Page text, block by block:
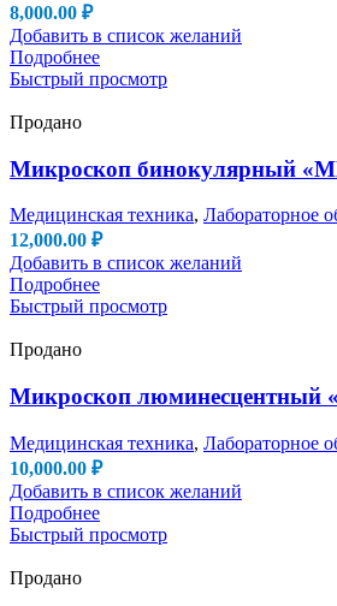
8,000.00 ₽
Добавить в список желаний
Подробнее
Быстрый просмотр
Продано
Микроскоп бинокулярный
Медицинская техника, Лабораторное
12,000.00 ₽
Добавить в список желаний
Подробнее
Быстрый просмотр
Продано
Микроскоп люминесцентный
Медицинская техника, Лабораторное
10,000.00 ₽
Добавить в список желаний
Подробнее
Быстрый просмотр
Продано